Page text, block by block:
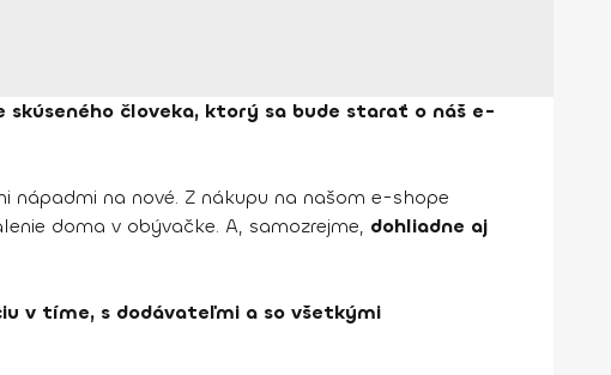
skúseného človeka, ktorý sa bude starať o náš e-
na nové. Z nákupu na našom e-shope
doma v obývačke. A, samozrejme, dohliadne aj
v tíme, s dodávateľmi a so všetkými